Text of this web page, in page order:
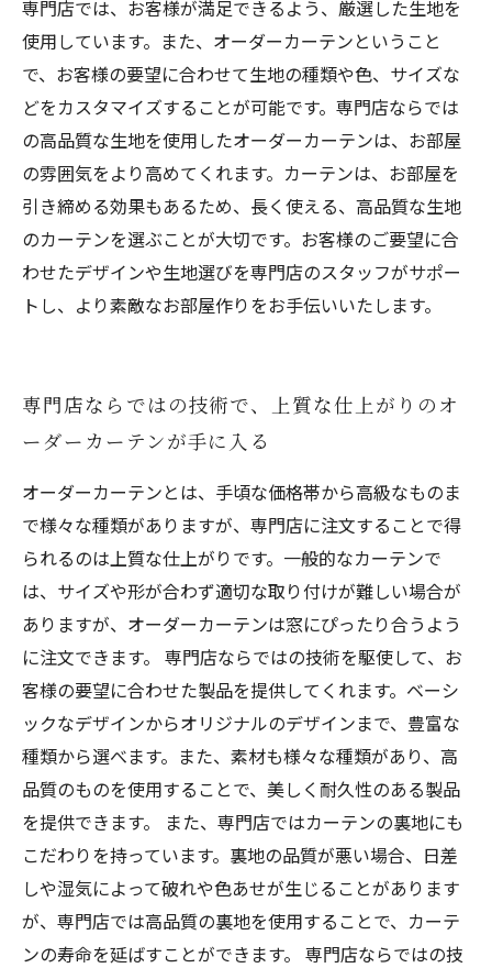
専門店では、お客様が満足できるよう、厳選した生地を
使用しています。また、オーダーカーテンということ
で、お客様の要望に合わせて生地の種類や色、サイズな
どをカスタマイズすることが可能です。専門店ならでは
の高品質な生地を使用したオーダーカーテンは、お部屋
の雰囲気をより高めてくれます。カーテンは、お部屋を
引き締める効果もあるため、長く使える、高品質な生地
のカーテンを選ぶことが大切です。お客様のご要望に合
わせたデザインや生地選びを専門店のスタッフがサポー
トし、より素敵なお部屋作りをお手伝いいたします。
専門店ならではの技術で、上質な仕上がりのオ
ーダーカーテンが手に入る
オーダーカーテンとは、手頃な価格帯から高級なものま
で様々な種類がありますが、専門店に注文することで得
られるのは上質な仕上がりです。一般的なカーテンで
は、サイズや形が合わず適切な取り付けが難しい場合が
ありますが、オーダーカーテンは窓にぴったり合うよう
に注文できます。 専門店ならではの技術を駆使して、お
客様の要望に合わせた製品を提供してくれます。ベーシ
ックなデザインからオリジナルのデザインまで、豊富な
種類から選べます。また、素材も様々な種類があり、高
品質のものを使用することで、美しく耐久性のある製品
を提供できます。 また、専門店ではカーテンの裏地にも
こだわりを持っています。裏地の品質が悪い場合、日差
しや湿気によって破れや色あせが生じることがあります
が、専門店では高品質の裏地を使用することで、カーテ
ンの寿命を延ばすことができます。 専門店ならではの技